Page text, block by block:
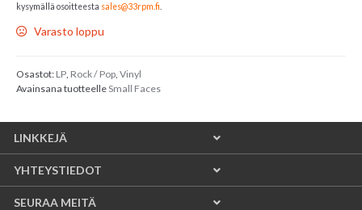
kysymällä osoitteesta sales@33rpm.fi
Varasto loppu
Osastot: LP, Rock / Pop, Vinyl
Avainsana tuotteelleSmall Faces
LINKKEJÄ
YHTEYSTIEDOT
SEURAA MEITÄ